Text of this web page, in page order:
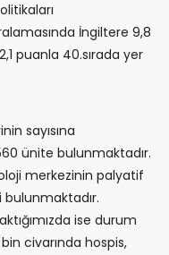
İngiltere 9,8
puanla 40.sırada yer
sayısına
ünite bulunmaktadır.
merkezinin palyatif
bulunmaktadır.
ise durum
civarında hospis,